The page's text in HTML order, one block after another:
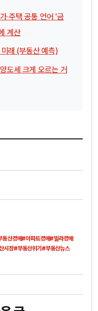
·주택 공통 언어 '금
계산
래 (부동산 예측)
도세 크게 오르는 거
동산경매#아파트경매#빌라경매
시장#부동산위기 #부동산뉴스